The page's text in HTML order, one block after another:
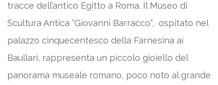
tracce dell’antico Egitto a Roma. Il Museo di
Scultura Antica “Giovanni Barracco“, ospitato nel
palazzo cinquecentesco della Farnesina ai
Baullari, rappresenta un piccolo gioiello del
panorama museale romano, poco noto al grande